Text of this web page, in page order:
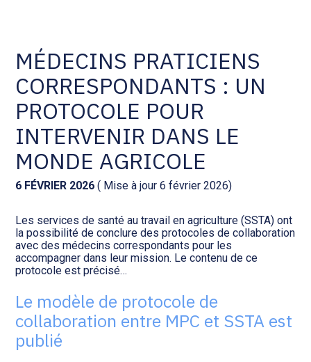
Social et ressources humaines
Assistance juridique
Pilotage d’entreprise
Gestion de patrimoine
Procédures collectives
Transition numérique
Tenue de votre comptabilité :
ACD
Facturation et pilotage :
EVOLIZ
Facturation et pilotage : MEG
Analyse et tableau de bord :
WAIBI
Gérer vos ressources
humaines : SILAE
MÉDECINS PRATICIENS
CORRESPONDANTS : UN
PROTOCOLE POUR
INTERVENIR DANS LE
MONDE AGRICOLE
6 FÉVRIER 2026 ( Mise à jour 6 février 2026)
Les services de santé au travail en agriculture (SSTA) ont
la possibilité de conclure des protocoles de collaboration
avec des médecins correspondants pour les
accompagner dans leur mission. Le contenu de ce
protocole est précisé…
Le modèle de protocole de
collaboration entre MPC et SSTA est
publié